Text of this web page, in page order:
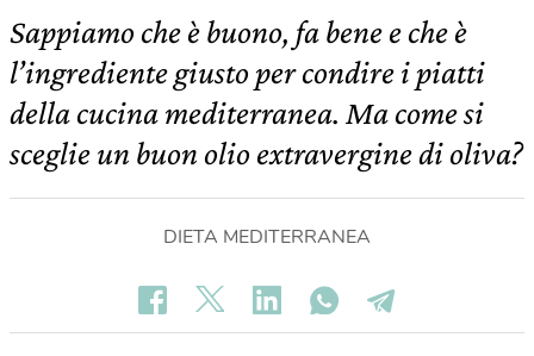
Sappiamo che è buono, fa bene e che è
l’ingrediente giusto per condire i piatti
della cucina mediterranea. Ma come si
sceglie un buon olio extravergine di oliva?
DIETA MEDITERRANEA